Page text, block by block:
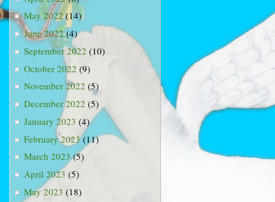
May 2022(14)
June 2022(4)
September 2022 (10)
October 2022 (9)
November 2022 (5)
December 2022 (5)
January 2023 (4)
February 2023(11)
March 2023(5)
April 2023 (5)
May 2023 (18)